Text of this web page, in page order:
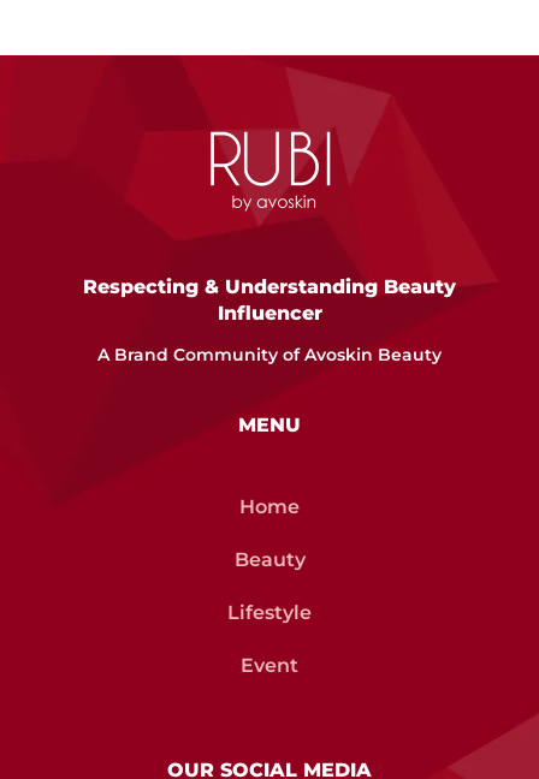
Respecting & Understanding Beauty
Influencer
A Brand Community of Avoskin Beauty
MENU
Home
Beauty
Lifestyle
Event
OUR SOCIAL MEDIA